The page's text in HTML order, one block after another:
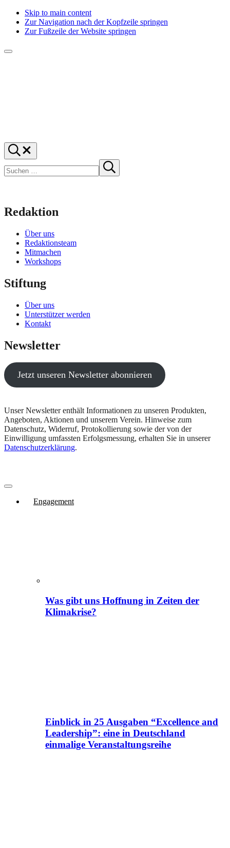
Skip to main content
Zur Navigation nach der Kopfzeile springen
Zur Fußzeile der Website springen
Menü
f1rstlife
Und
was
denkst
du?
Suchen
…
Suche
starten
Redaktion
Über uns
Redaktionsteam
Mitmachen
Workshops
Stiftung
Über uns
Unterstützer werden
Kontakt
Newsletter
Jetzt unseren Newsletter abonnieren
Unser Newsletter enthält Informationen zu unseren Produkten,
Angeboten, Aktionen und unserem Verein. Hinweise zum
Datenschutz, Widerruf, Protokollierung sowie der von der
Einwilligung umfassten Erfolgsmessung, erhalten Sie in unserer
Datenschutzerklärung.
Engagement
Was gibt uns Hoffnung in Zeiten der
Klimakrise?
Einblick in 25 Ausgaben “Excellence and
Leadership”: eine in Deutschland
einmalige Veranstaltungsreihe